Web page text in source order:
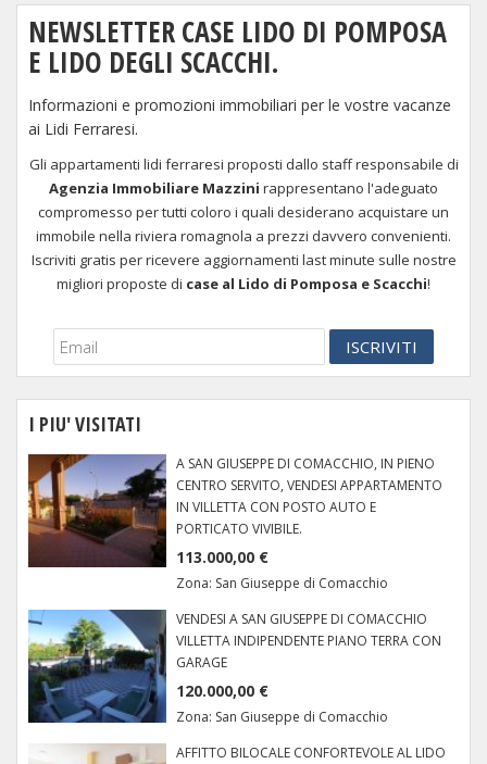
NEWSLETTER CASE LIDO DI POMPOSA
E LIDO DEGLI SCACCHI.
Informazioni e promozioni immobiliari per le vostre vacanze
ai Lidi Ferraresi.
Gli appartamenti lidi ferraresi proposti dallo staff responsabile di
Agenzia Immobiliare Mazzini rappresentano l'adeguato
compromesso per tutti coloro i quali desiderano acquistare un
immobile nella riviera romagnola a prezzi davvero convenienti.
Iscriviti gratis per ricevere aggiornamenti last minute sulle nostre
migliori proposte di case al Lido di Pomposa e Scacchi!
I PIU' VISITATI
A SAN GIUSEPPE DI COMACCHIO, IN PIENO
CENTRO SERVITO, VENDESI APPARTAMENTO
IN VILLETTA CON POSTO AUTO E
PORTICATO VIVIBILE.
113.000,00 €
Zona: San Giuseppe di Comacchio
VENDESI A SAN GIUSEPPE DI COMACCHIO
VILLETTA INDIPENDENTE PIANO TERRA CON
GARAGE
120.000,00 €
Zona: San Giuseppe di Comacchio
AFFITTO BILOCALE CONFORTEVOLE AL LIDO